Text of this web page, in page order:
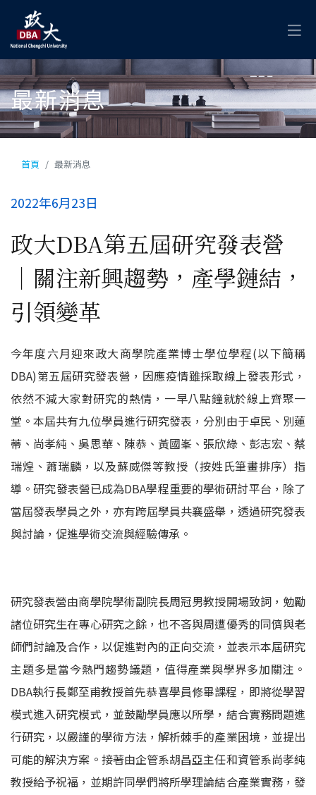
最新消息
首頁 最新消息
2022年6月23日
政大DBA第五屆研究發表營
｜關注新興趨勢，產學鏈結，
引領變革
今年度六月迎來政大商學院產業博士學位學程(以下簡稱
DBA)第五屆研究發表營，因應疫情雖採取線上發表形式，
依然不減大家對研究的熱情，一早八點鐘就於線上齊聚一
堂。本屆共有九位學員進行研究發表，分別由于卓民、別蓮
蒂、尚孝純、吳思華、陳恭、黃國峯、張欣綠、彭志宏、蔡
瑞煌、蕭瑞麟，以及蘇威傑等教授（按姓氏筆畫排序）指
導。研究發表營已成為DBA學程重要的學術研討平台，除了
當屆發表學員之外，亦有跨屆學員共襄盛舉，透過研究發表
與討論，促進學術交流與經驗傳承。
研究發表營由商學院學術副院長周冠男教授開場致詞，勉勵
諸位研究生在專心研究之餘，也不吝與周遭優秀的同儕與老
師們討論及合作，以促進對內的正向交流，並表示本屆研究
主題多是當今熱門趨勢議題，值得產業與學界多加關注。
DBA執行長鄭至甫教授首先恭喜學員修畢課程，即將從學習
模式進入研究模式，並鼓勵學員應以所學，結合實務問題進
行研究，以嚴謹的學術方法，解析棘手的產業困境，並提出
可能的解決方案。接著由企管系胡昌亞主任和資管系尚孝純
教授給予祝福，並期許同學們將所學理論結合產業實務，發